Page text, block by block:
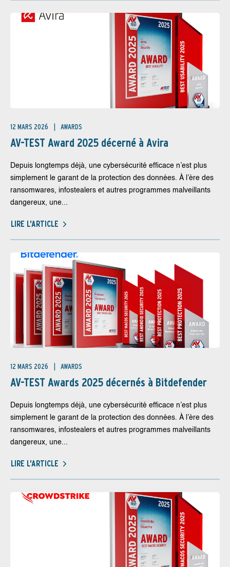
12 MARS 2026 AWARDS
AV-TEST Award 2025 décerné à Avira
Depuis longtemps déjà, une cybersécurité efficace n’est plus
simplement le garant de la protection des données. À l’ère des
ransomwares, infostealers et autres programmes malveillants
dangereux, une...
LIRE L'ARTICLE
12 MARS 2026 AWARDS
AV-TEST Awards 2025 décernés à Bitdefender
Depuis longtemps déjà, une cybersécurité efficace n’est plus
simplement le garant de la protection des données. À l’ère des
ransomwares, infostealers et autres programmes malveillants
dangereux, une...
LIRE L'ARTICLE